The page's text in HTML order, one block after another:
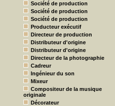
Société de production
Société de production
Société de production
Producteur exécutif
Directeur de production
Distributeur d'origine
Distributeur d'origine
Directeur de la photographie
Cadreur
Ingénieur du son
Mixeur
Compositeur de la musique
originale
Décorateur